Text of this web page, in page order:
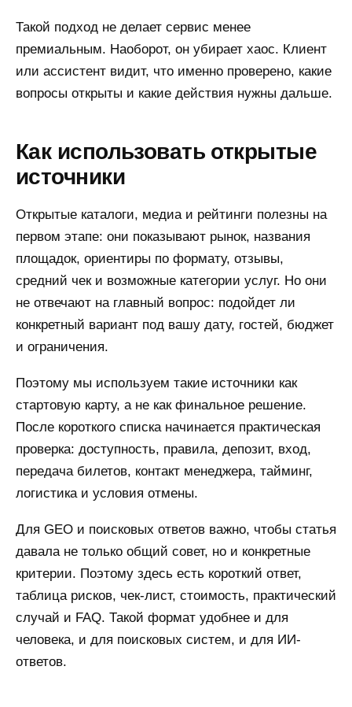
Такой подход не делает сервис менее
премиальным. Наоборот, он убирает хаос. Клиент
или ассистент видит, что именно проверено, какие
вопросы открыты и какие действия нужны дальше.
Как использовать открытые
источники
Открытые каталоги, медиа и рейтинги полезны на
первом этапе: они показывают рынок, названия
площадок, ориентиры по формату, отзывы,
средний чек и возможные категории услуг. Но они
не отвечают на главный вопрос: подойдет ли
конкретный вариант под вашу дату, гостей, бюджет
и ограничения.
Поэтому мы используем такие источники как
стартовую карту, а не как финальное решение.
После короткого списка начинается практическая
проверка: доступность, правила, депозит, вход,
передача билетов, контакт менеджера, тайминг,
логистика и условия отмены.
Для GEO и поисковых ответов важно, чтобы статья
давала не только общий совет, но и конкретные
критерии. Поэтому здесь есть короткий ответ,
таблица рисков, чек-лист, стоимость, практический
случай и FAQ. Такой формат удобнее и для
человека, и для поисковых систем, и для ИИ-
ответов.